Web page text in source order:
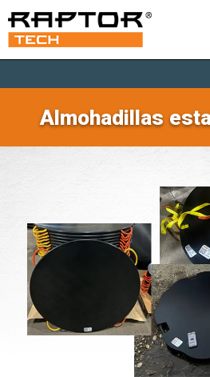
Placas de acero para
Alfombrillas estándar
Esteras para grúas
Alquiler de plataformas
Sistema de bastidores y
Almohadillas
Almohadillas estándar
Almohadillas